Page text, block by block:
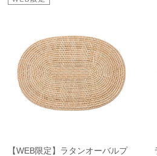
【WEB限定】ラタンオーバルプ